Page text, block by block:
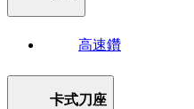
高速鑽
卡式刀座